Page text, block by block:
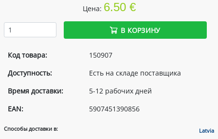
Цена: 6.50 €
В КОРЗИНУ
Код товара:
150907
Доступность:
Есть на складе поставщика
Время доставки:
5-12 рабочих дней
EAN:
5907451390856
Способы доставки в: Latvia